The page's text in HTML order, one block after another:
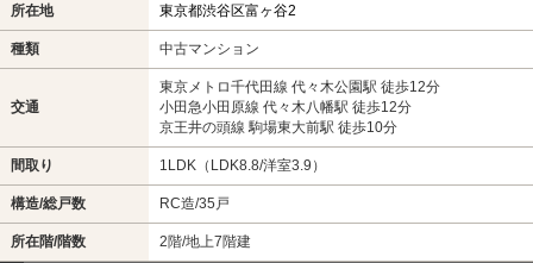
所在地 東京都渋谷区富ヶ谷2
種類 中古マンション
交通
東京メトロ千代田線 代々木公園駅 徒歩12分
小田急小田原線 代々木八幡駅 徒歩12分
京王井の頭線 駒場東大前駅 徒歩10分
間取り 1LDK（LDK8.8/洋室3.9）
構造/総戸数 RC造/35戸
所在階/階数 2階/地上7階建